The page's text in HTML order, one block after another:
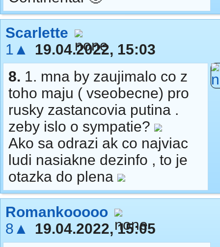
Scarlette
1▲
19.04.2022, 15:03
8. 1. mna by zaujimalo co z
toho maju ( vseobecne) pro
rusky zastancovia putina .
zeby islo o sympatie?
Ako sa odrazi ak co najviac
ludi nasiakne dezinfo , to je
otazka do plena
Romankooooo
8▲
19.04.2022, 15:05